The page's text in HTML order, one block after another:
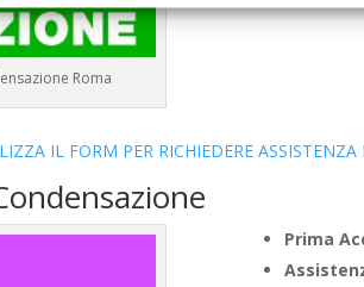
Roma
IL FORM PER RICHIEDERE
Prima